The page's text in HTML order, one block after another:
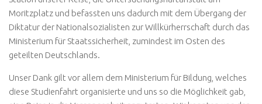
Moritzplatz und befassten uns dadurch mit dem Übergang der
Diktatur der Nationalsozialisten zur Willkürherrschaft durch das
Ministerium für Staatssicherheit, zumindest im Osten des
geteilten Deutschlands.
Unser Dank gilt vor allem dem Ministerium für Bildung, welches
diese Studienfahrt organisierte und uns so die Möglichkeit gab,